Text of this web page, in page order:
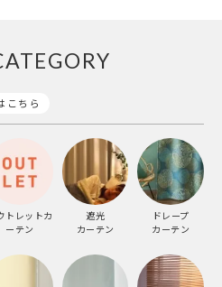
こちら
トレットカ
ーテン
遮光
カーテン
ドレープ
カーテン